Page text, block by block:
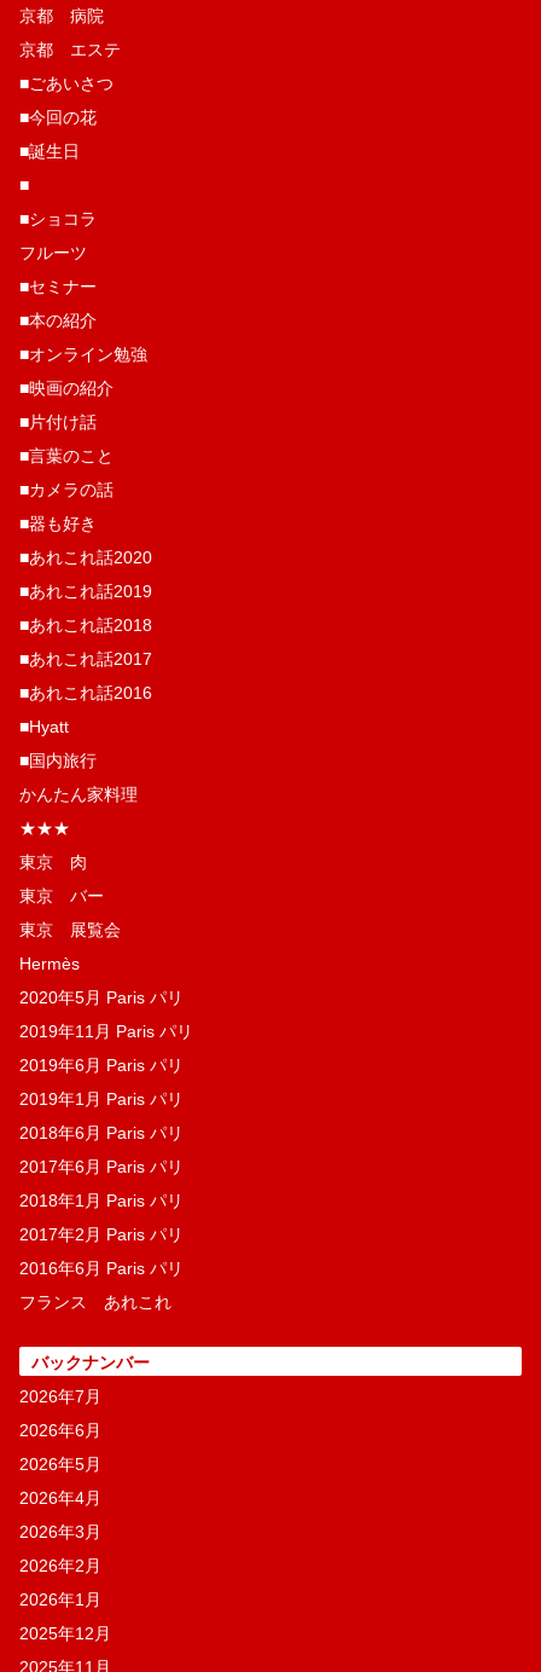
京都 病院
京都 エステ
■ごあいさつ
■今回の花
■誕生日
■
■ショコラ
フルーツ
■セミナー
■本の紹介
■オンライン勉強
■映画の紹介
■片付け話
■言葉のこと
■カメラの話
■器も好き
■あれこれ話2020
■あれこれ話2019
■あれこれ話2018
■あれこれ話2017
■あれこれ話2016
■Hyatt
■国内旅行
かんたん家料理
★★★
東京 肉
東京 バー
東京 展覧会
Hermès
2020年5月 Paris パリ
2019年11月 Paris パリ
2019年6月 Paris パリ
2019年1月 Paris パリ
2018年6月 Paris パリ
2017年6月 Paris パリ
2018年1月 Paris パリ
2017年2月 Paris パリ
2016年6月 Paris パリ
フランス あれこれ
バックナンバー
2026年7月
2026年6月
2026年5月
2026年4月
2026年3月
2026年2月
2026年1月
2025年12月
2025年11月